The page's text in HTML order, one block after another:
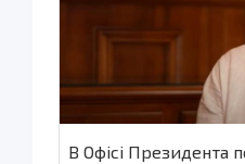
В Офісі Президента